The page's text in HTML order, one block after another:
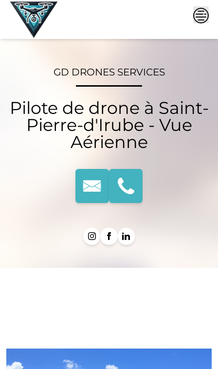
Skip
GD DRONES SERVICES
Pilote de drone à Saint-
Pierre-d'Irube - Vue
Aérienne